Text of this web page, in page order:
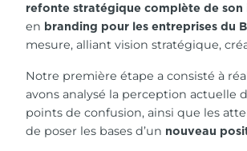
refonte stratégique complète de
en branding pour les entreprises du
mesure, alliant vision stratégique,
Notre première étape a consisté à
avons analysé la perception actuelle
points de confusion, ainsi que les
de poser les bases d’un nouveau